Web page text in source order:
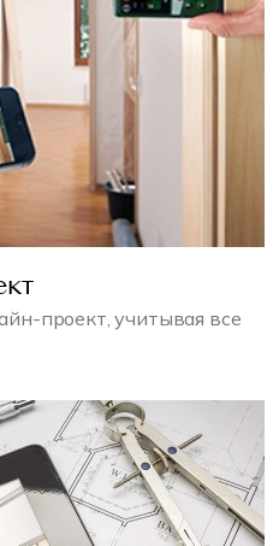
проект, учитывая все